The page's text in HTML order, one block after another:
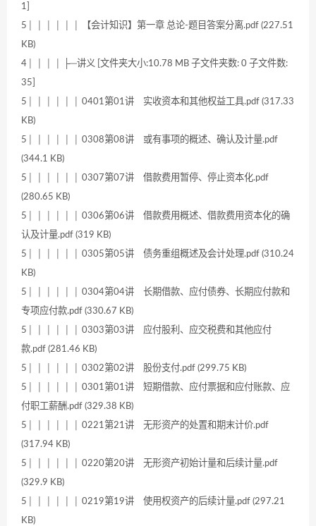
1]
5│ │ │ │ │ │ 【会计知识】第一章 总论-题目答案分离.pdf (227.51
KB)
4│ │ │ │ ├─讲义 [文件夹大小:10.78 MB 子文件夹数: 0 子文件数:
35]
5│ │ │ │ │ │ 0401第01讲 实收资本和其他权益工具.pdf (317.33
KB)
5│ │ │ │ │ │ 0308第08讲 或有事项的概述、确认及计量.pdf
(344.1 KB)
5│ │ │ │ │ │ 0307第07讲 借款费用暂停、停止资本化.pdf
(280.65 KB)
5│ │ │ │ │ │ 0306第06讲 借款费用概述、借款费用资本化的确
认及计量.pdf (319 KB)
5│ │ │ │ │ │ 0305第05讲 债务重组概述及会计处理.pdf (310.24
KB)
5│ │ │ │ │ │ 0304第04讲 长期借款、应付债券、长期应付款和
专项应付款.pdf (330.67 KB)
5│ │ │ │ │ │ 0303第03讲 应付股利、应交税费和其他应付
款.pdf (281.46 KB)
5│ │ │ │ │ │ 0302第02讲 股份支付.pdf (299.75 KB)
5│ │ │ │ │ │ 0301第01讲 短期借款、应付票据和应付账款、应
付职工薪酬.pdf (329.38 KB)
5│ │ │ │ │ │ 0221第21讲 无形资产的处置和期末计价.pdf
(317.94 KB)
5│ │ │ │ │ │ 0220第20讲 无形资产初始计量和后续计量.pdf
(329.9 KB)
5│ │ │ │ │ │ 0219第19讲 使用权资产的后续计量.pdf (297.21
KB)